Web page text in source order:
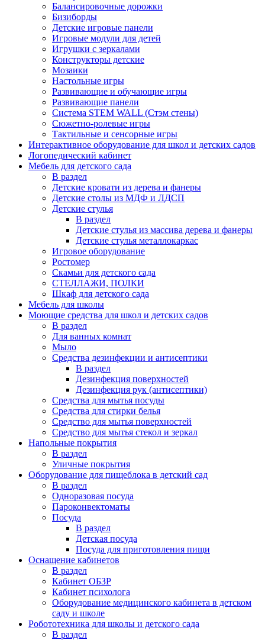
Балансировочные дорожки
Бизиборды
Детские игровые панели
Игровые модули для детей
Игрушки с зеркалами
Конструкторы детские
Мозаики
Настольные игры
Развивающие и обучающие игры
Развивающие панели
Система STEM WALL (Cтэм стены)
Сюжетно-ролевые игры
Тактильные и сенсорные игры
Интерактивное оборудование для школ и детских садов
Логопедический кабинет
Мебель для детского сада
В раздел
Детские кровати из дерева и фанеры
Детские столы из МДФ и ЛДСП
Детские стулья
В раздел
Детские стулья из массива дерева и фанеры
Детские стулья металлокаркас
Игровое оборудование
Ростомер
Скамьи для детского сада
СТЕЛЛАЖИ, ПОЛКИ
Шкаф для детского сада
Мебель для школы
Моющие средства для школ и детских садов
В раздел
Для ванных комнат
Мыло
Средства дезинфекции и антисептики
В раздел
Дезинфекция поверхностей
Дезинфекция рук (антисептики)
Средства для мытья посуды
Средства для стирки белья
Средство для мытья поверхностей
Средство для мытья стекол и зеркал
Напольные покрытия
В раздел
Уличные покрытия
Оборудование для пищеблока в детский сад
В раздел
Одноразовая посуда
Пароконвектоматы
Посуда
В раздел
Детская посуда
Посуда для приготовления пищи
Оснащение кабинетов
В раздел
Кабинет ОБЗР
Кабинет психолога
Оборудование медицинского кабинета в детском
саду и школе
Робототехника для школы и детского сада
В раздел